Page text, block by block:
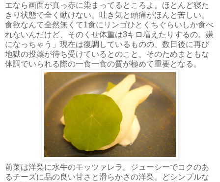
エなら画面が真っ赤に染まってるところよ。ほとんど寝た
きり状態で全く動けない。吐き気と頭痛がほんと苦しい。
食欲なんて全然無くて1食にリンゴひとくちぐらいしか食べ
れないんだけど、そのくせ体重は3キロ増えたりするの。嫌
になっちゃう」現在は復調しているものの、数日後に再び
地獄の投薬が待ち受けているとのこと。そのためまともな
体調でいられる際の一食一食の質が極めて重要となる。
前菜は洋梨に水牛のモッツァレラ。ジューシーでコクのあ
るチーズに品の良い甘さと滑らかさの洋梨。どシンプルな